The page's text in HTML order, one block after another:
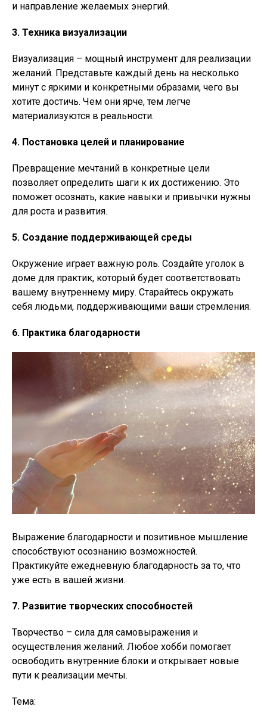
и направление желаемых энергий.
3. Техника визуализации
Визуализация – мощный инструмент для реализации
желаний. Представьте каждый день на несколько
минут с яркими и конкретными образами, чего вы
хотите достичь. Чем они ярче, тем легче
материализуются в реальности.
4. Постановка целей и планирование
Превращение мечтаний в конкретные цели
позволяет определить шаги к их достижению. Это
поможет осознать, какие навыки и привычки нужны
для роста и развития.
5. Создание поддерживающей среды
Окружение играет важную роль. Создайте уголок в
доме для практик, который будет соответствовать
вашему внутреннему миру. Старайтесь окружать
себя людьми, поддерживающими ваши стремления.
6. Практика благодарности
Выражение благодарности и позитивное мышление
способствуют осознанию возможностей.
Практикуйте ежедневную благодарность за то, что
уже есть в вашей жизни.
7. Развитие творческих способностей
Творчество – сила для самовыражения и
осуществления желаний. Любое хобби помогает
освободить внутренние блоки и открывает новые
пути к реализации мечты.
Тема: